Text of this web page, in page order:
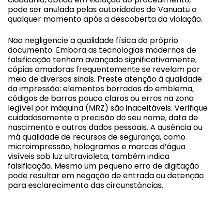
pode ser anulada pelas autoridades de Vanuatu a
qualquer momento após a descoberta da violação.
Não negligencie a qualidade física do próprio
documento. Embora as tecnologias modernas de
falsificação tenham avançado significativamente,
cópias amadoras frequentemente se revelam por
meio de diversos sinais. Preste atenção à qualidade
da impressão: elementos borrados do emblema,
códigos de barras pouco claros ou erros na zona
legível por máquina (MRZ) são inaceitáveis. Verifique
cuidadosamente a precisão do seu nome, data de
nascimento e outros dados pessoais. A ausência ou
má qualidade de recursos de segurança, como
microimpressão, hologramas e marcas d’água
visíveis sob luz ultravioleta, também indica
falsificação. Mesmo um pequeno erro de digitação
pode resultar em negação de entrada ou detenção
para esclarecimento das circunstâncias.